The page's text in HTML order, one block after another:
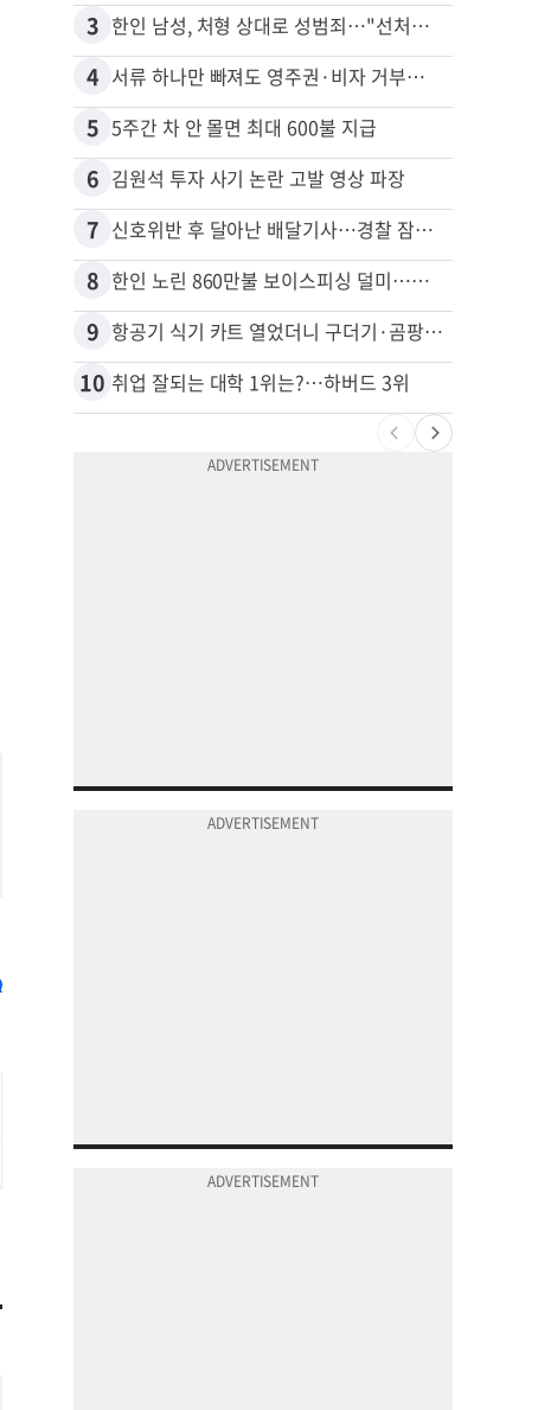
3 한인 남성, 처형 상대로 성범죄…"선처해줬더니 배신자 취급"
4 서류 하나만 빠져도 영주권·비자 거부…심사관 재량권 대폭 확대
5 5주간 차 안 몰면 최대 600불 지급
6 김원석 투자 사기 논란 고발 영상 파장
7 신호위반 후 달아난 배달기사…경찰 잠복해 잡고보니 ‘반전’
8 한인 노린 860만불 보이스피싱 덜미…영사관·한국 검찰 사칭
9 항공기 식기 카트 열었더니 구더기·곰팡이…LAX 기내식 업체 논란
10 취업 잘되는 대학 1위는?…하버드 3위